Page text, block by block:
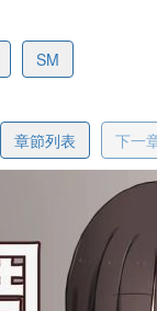
SM
章節列表 下一